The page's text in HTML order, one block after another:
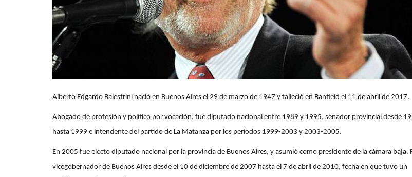
Alberto Edgardo Balestrini nació en Buenos Aires el 29 de marzo de 1947​ y falleció en Banfield el 11 de abril de 2017.
Abogado de profesión y político por vocación, fue diputado nacional entre 1989 y 1995, senador provincial desde
hasta 1999​ e intendente del partido de La Matanza por los períodos 1999-2003 y 2003-2005.
En 2005 fue electo diputado nacional por la provincia de Buenos Aires, y asumió como presidente de la cámara baja.
vicegobernador de Buenos Aires desde el 10 de diciembre de 2007 hasta el 7 de abril de 2010, fecha en que tuvo un